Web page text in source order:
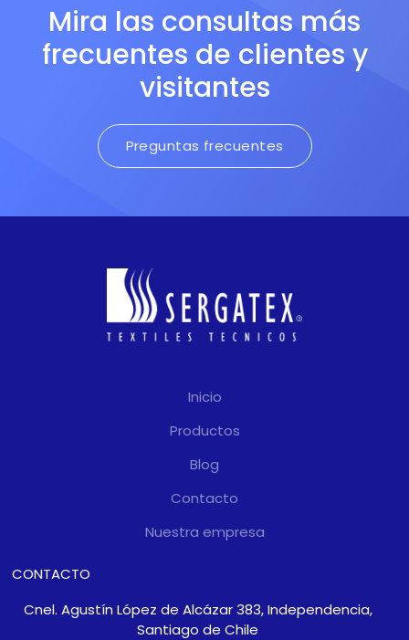
Mira las consultas más
frecuentes de clientes y
visitantes
Preguntas frecuentes
Inicio
Productos
Blog
Contacto
Nuestra empresa
CONTACTO
Cnel. Agustín López de Alcázar 383, Independencia,
Santiago de Chile